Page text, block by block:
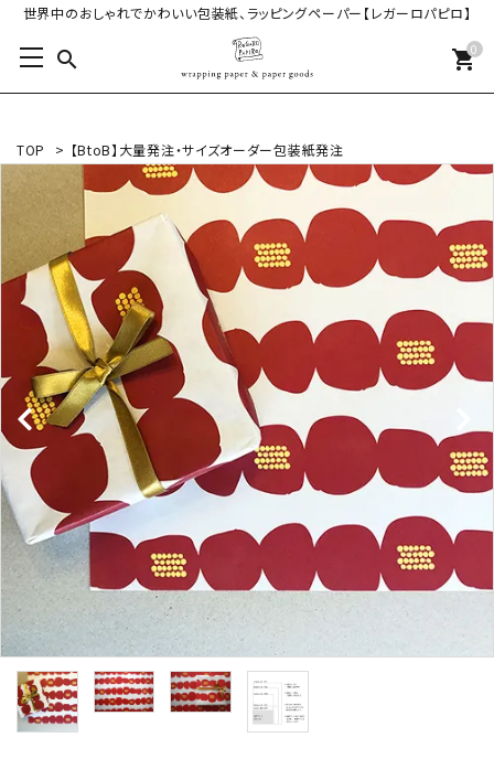
世界中のおしゃれでかわいい包装紙、ラッピングペーパー【レガーロパピロ】
search 0
shopping_cart
TOP > 【BtoB】大量発注・サイズオーダー包装紙発注